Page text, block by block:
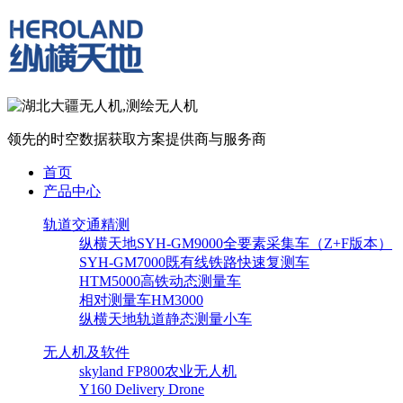
领先的时空数据获取方案提供商与服务商
首页
产品中心
轨道交通精测
纵横天地SYH-GM9000全要素采集车（Z+F版本）
SYH-GM7000既有线铁路快速复测车
HTM5000高铁动态测量车
相对测量车HM3000
纵横天地轨道静态测量小车
无人机及软件
skyland FP800农业无人机
Y160 Delivery Drone